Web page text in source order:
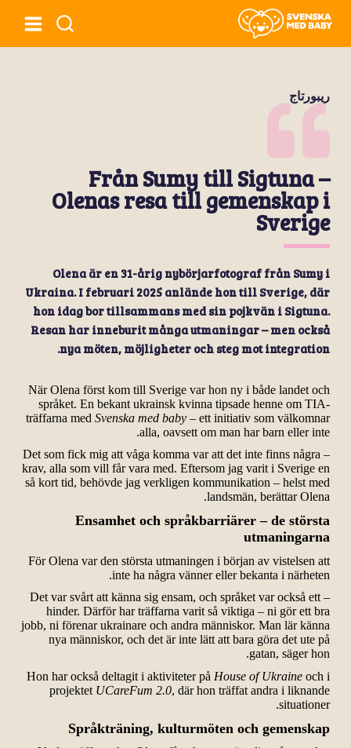
ريبورتاج
Från Sumy till Sigtuna –
Olenas resa till gemenskap i
Sverige
Olena är en 31-årig nybörjarfotograf från Sumy i
Ukraina. I februari 2025 anlände hon till Sverige, där
hon idag bor tillsammans med sin pojkvän i Sigtuna.
Resan har inneburit många utmaningar – men också
nya möten, möjligheter och steg mot integration.
När Olena först kom till Sverige var hon ny i både landet och
språket. En bekant ukrainsk kvinna tipsade henne om TIA-
träffarna medSvenska med baby – ett initiativ som välkomnar
alla, oavsett om man har barn eller inte.
– Det som fick mig att våga komma var att det inte finns några
krav, alla som vill får vara med. Eftersom jag varit i Sverige en
så kort tid, behövde jag verkligen kommunikation – helst med
landsmän, berättar Olena.
Ensamhet och språkbarriärer – de största
utmaningarna
För Olena var den största utmaningen i början av vistelsen att
inte ha några vänner eller bekanta i närheten.
– Det var svårt att känna sig ensam, och språket var också ett
hinder. Därför har träffarna varit så viktiga – ni gör ett bra
jobb, ni förenar ukrainare och andra människor. Man lär känna
nya människor, och det är inte lätt att bara göra det ute på
gatan, säger hon.
Hon har också deltagit i aktiviteter på House of Ukraine och i
projektet UCareFum 2.0, där hon träffat andra i liknande
situationer.
Språkträning, kulturmöten och gemenskap